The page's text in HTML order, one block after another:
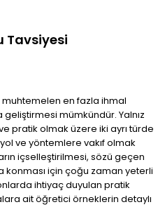
Tavsiyesi
muhtemelen en fazla ihmal
mümkündür. Yalnız
pratik olmak üzere iki ayrı türde
ve yöntemlere vakıf olmak
içselleştirilmesi, sözü geçen
için çoğu zaman yeterli
ihtiyaç duyulan pratik
ait öğretici örneklerin detaylı